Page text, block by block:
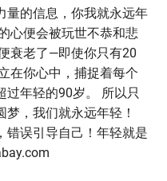
量的信息，你我就永远年
心便会被玩世不恭和悲
衰老了—即使你只有20
在你心中，捕捉着每个
过年轻的90岁。 所以只
，我们就永远年轻！
错误引导自己！年轻就是